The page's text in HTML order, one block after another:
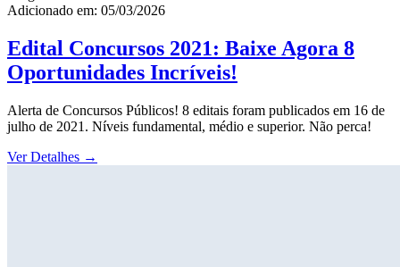
Adicionado em: 05/03/2026
Edital Concursos 2021: Baixe Agora 8
Oportunidades Incríveis!
Alerta de Concursos Públicos! 8 editais foram publicados em 16 de
julho de 2021. Níveis fundamental, médio e superior. Não perca!
Ver Detalhes →